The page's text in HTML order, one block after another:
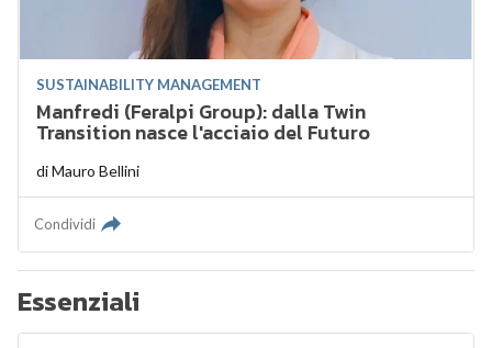
SUSTAINABILITY MANAGEMENT
Manfredi (Feralpi Group): dalla Twin
Transition nasce l'acciaio del Futuro
diMauro Bellini
Condividi
Essenziali